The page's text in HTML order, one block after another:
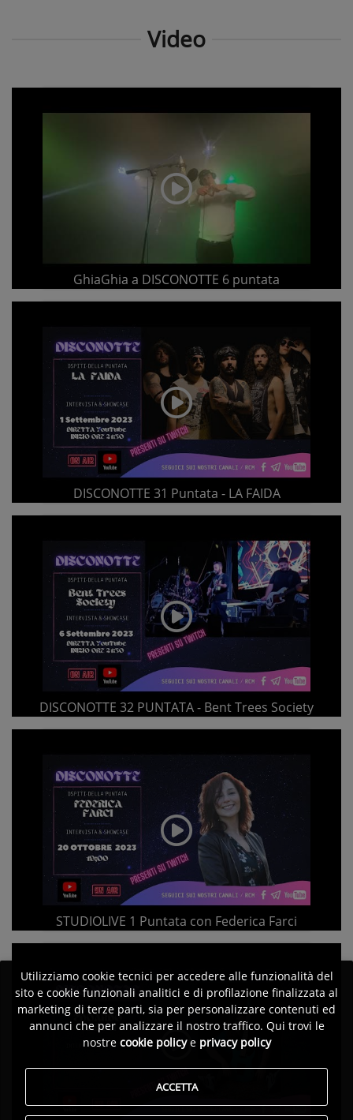
Video
GhiaGhia a DISCONOTTE 6 puntata
DISCONOTTE 31 Puntata - LA FAIDA
DISCONOTTE 32 PUNTATA - Bent Trees Society
STUDIOLIVE 1 Puntata con Federica Farci
Utilizziamo cookie tecnici per accedere alle funzionalità del
sito e cookie funzionali analitici e di profilazione finalizzata al
marketing di terze parti, sia per personalizzare contenuti ed
annunci che per analizzare il nostro traffico. Qui trovi le
nostre cookie policye privacy policy
ACCETTA